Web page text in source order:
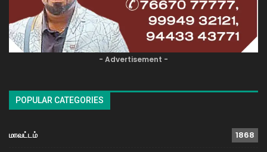
- Advertisement -
POPULAR CATEGORIES
மாவட்டம் 1868